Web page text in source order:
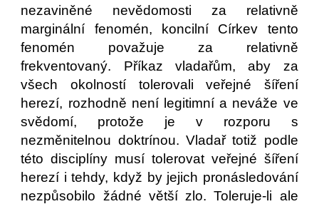
nezaviněné nevědomosti za relativně
marginální fenomén, koncilní Církev tento
fenomén považuje za relativně
frekventovaný. Příkaz vladařům, aby za
všech okolností tolerovali veřejné šíření
herezí, rozhodně není legitimní a neváže ve
svědomí, protože je v rozporu s
nezměnitelnou doktrínou. Vladař totiž podle
této disciplíny musí tolerovat veřejné šíření
herezí i tehdy, když by jejich pronásledování
nezpůsobilo žádné větší zlo. Toleruje-li ale